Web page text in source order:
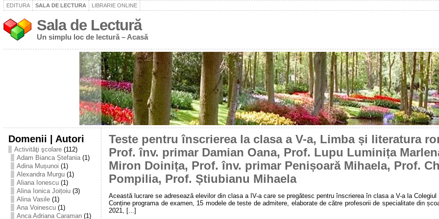
EDITURA SALA DE LECTURA LIBRARIE ONLINE
Sala de Lectură
Un simplu loc de lectură – Acasă
Domenii | Autori
Activităţi şcolare(112)
Adam Bianca Ștefania(1)
Adina Mușunoi (1)
Alexandra Murgu(1)
Aliana Ionescu(1)
Alina Ionica Joițoiu(3)
Alina Vasile(1)
Ana Voinescu(1)
Anca Adriana Caraman(1)
Teste pentru înscrierea la clasa a V-a, Limba și literatura
Prof. înv. primar Damian Oana, Prof. Lupu Luminița
Miron Doinița, Prof. înv. primar Penișoară Mihaela, Prof.
Pompilia, Prof. Știubianu Mihaela
Această lucrare se adresează elevilor din clasa a IV-a care se pregătesc pentru înscrierea în clasa a V-a la Colegiul
Conține programa de examen, 15 modele de teste de admitere, elaborate de către profesorii de specialitate din
2021, [...]